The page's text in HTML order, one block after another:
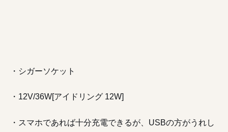
・ シガーソケット
・12V/36W[アイドリング 12W]
・スマホであれば十分充電できるが、USBの方がうれし